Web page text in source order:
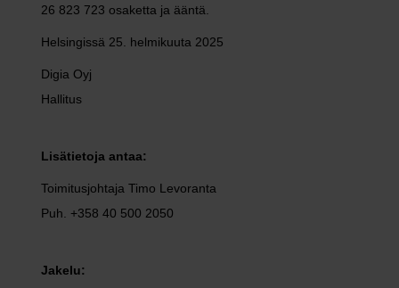
26 823 723 osaketta ja ääntä.
Helsingissä 25. helmikuuta 2025
Digia Oyj
Hallitus
Lisätietoja antaa:
Toimitusjohtaja Timo Levoranta
Puh. +358 40 500 2050
Jakelu: